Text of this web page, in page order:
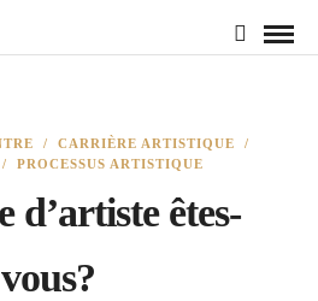
/ CARRIÈRE ARTISTIQUE /
/ PROCESSUS ARTISTIQUE
d’artiste êtes-
vous?